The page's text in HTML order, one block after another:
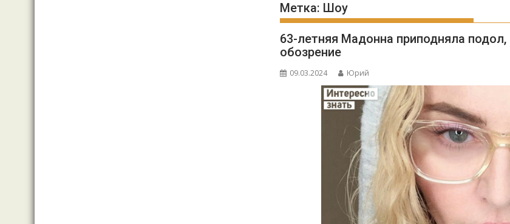
Метка: Шоу
63-летняя Мадонна приподняла
обозрение
09.03.2024 Юрий